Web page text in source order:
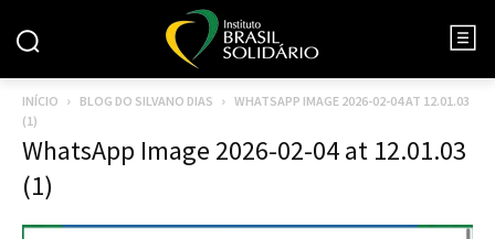
INÍCIO BLOG DO SILVANO DIAS
WHATSAPP IMAGE 2026-02-04 AT 12.01.03
(1)
WhatsApp Image 2026-02-04 at 12.01.03
(1)